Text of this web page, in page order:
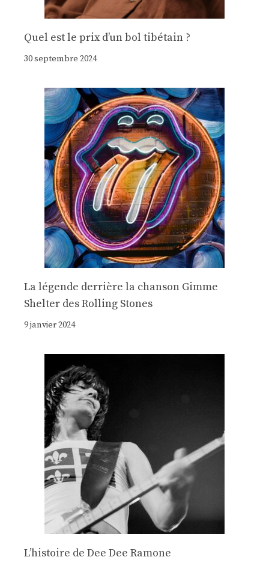
Quel est le prix d’un bol tibétain ?
30 septembre 2024
La légende derrière la chanson Gimme
Shelter des Rolling Stones
9 janvier 2024
Lʼhistoire de Dee Dee Ramone